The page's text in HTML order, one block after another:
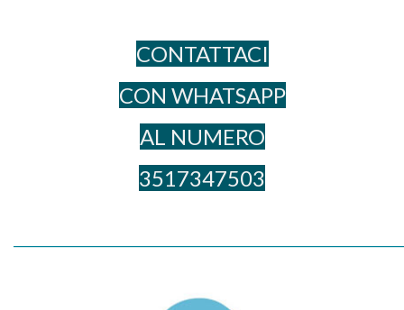
CONTATTACI
CON WHATSAPP
AL NUME​RO
3517347503